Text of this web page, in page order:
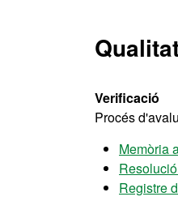
Verificació
Procés
Memòria
Registre